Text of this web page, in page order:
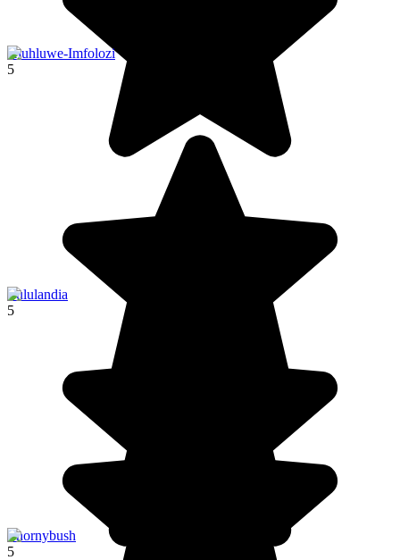
Hluhluwe-Imfolozi
5
Zululandia
5
Thornybush
5